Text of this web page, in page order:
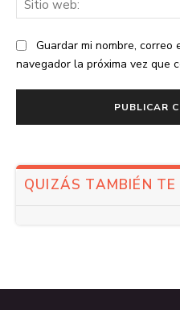
Guardar mi nombre,
navegador la próxima vez que
QUIZÁS TAMBIÉN TE